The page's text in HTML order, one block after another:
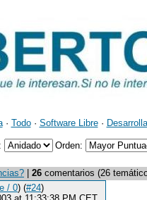
· Todo· Software Libre·
Orden:
26 comentarios (26
/ 0) (#24)